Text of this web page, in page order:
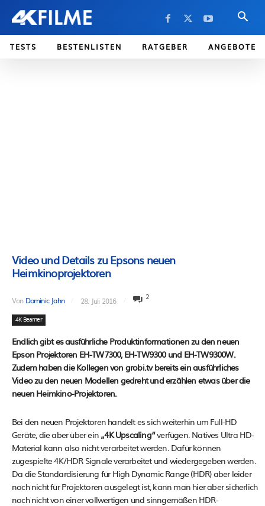
TESTS BESTENLISTEN RATGEBER ANGEBOTE
Video und Details zu Epsons neuen
Heimkinoprojektoren
Von Dominic Jahn 28. Juli 2016 2
4K Beamer
Endlich gibt es ausführliche Produktinformationen zu den neuen
Epson Projektoren EH-TW7300, EH-TW9300 und EH-TW9300W.
Zudem haben die Kollegen von grobi.tv bereits ein ausführliches
Video zu den neuen Modellen gedreht und erzählen etwas über die
neuen Heimkino-Projektoren.
Bei den neuen Projektoren handelt es sich weiterhin um Full-HD
Geräte, die aber über ein „4K Upscaling“verfügen. Natives Ultra HD-
Material kann also nicht verarbeitet werden. Dafür können
zugespielte 4K/HDR Signale verarbeitet und wiedergegeben werden.
Da die Standardisierung für High Dynamic Range (HDR) aber leider
noch nicht für Projektoren ausgelegt ist, kann man hier aber sicherlich
noch nicht von einer vollwertigen und sinngemäßen HDR-